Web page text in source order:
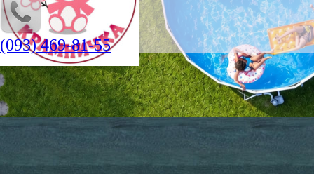
(093) 469-81-55